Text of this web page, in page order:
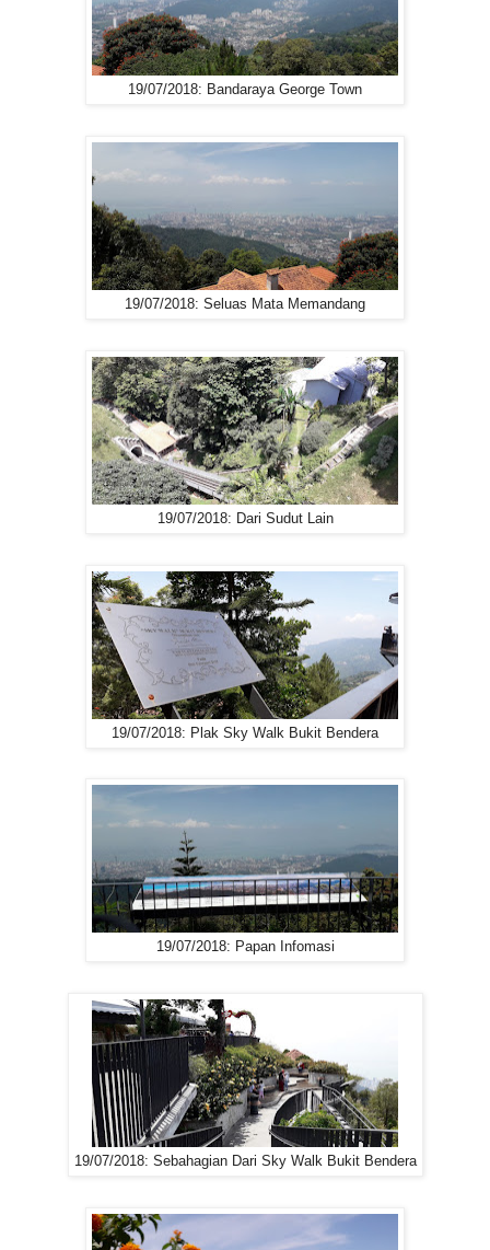
19/07/2018: Bandaraya George Town
19/07/2018: Seluas Mata Memandang
19/07/2018: Dari Sudut Lain
19/07/2018: Plak Sky Walk Bukit Bendera
19/07/2018: Papan Infomasi
19/07/2018: Sebahagian Dari Sky Walk Bukit Bendera